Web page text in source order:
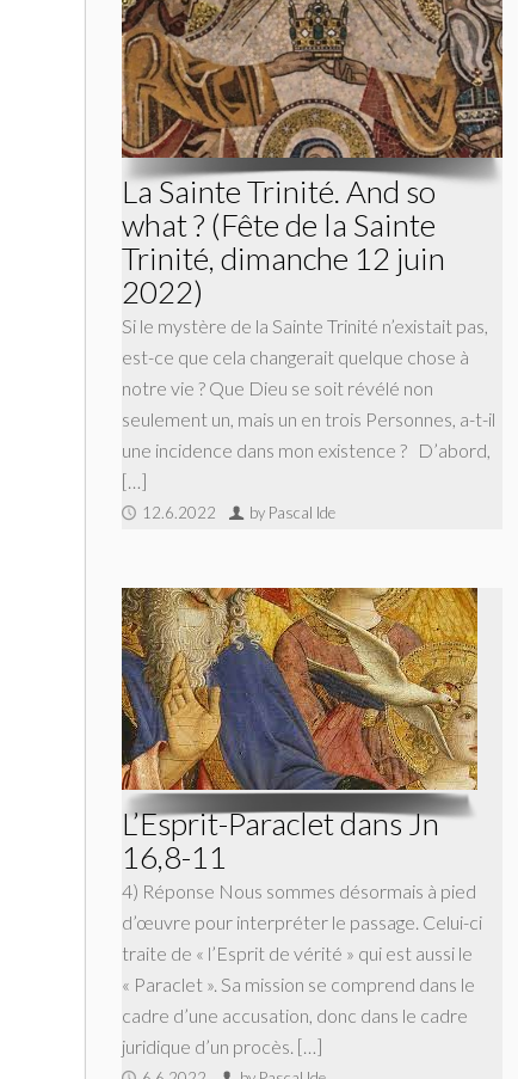
La Sainte Trinité. And so
what ? (Fête de la Sainte
Trinité, dimanche 12 juin
2022)
Si le mystère de la Sainte Trinité n’existait pas,
est-ce que cela changerait quelque chose à
notre vie ? Que Dieu se soit révélé non
seulement un, mais un en trois Personnes, a-t-il
une incidence dans mon existence ? D’abord,
[…]
12.6.2022 by Pascal Ide
L’Esprit-Paraclet dans Jn
16,8-11
4) Réponse Nous sommes désormais à pied
d’œuvre pour interpréter le passage. Celui-ci
traite de « l’Esprit de vérité » qui est aussi le
« Paraclet ». Sa mission se comprend dans le
cadre d’une accusation, donc dans le cadre
juridique d’un procès. […]